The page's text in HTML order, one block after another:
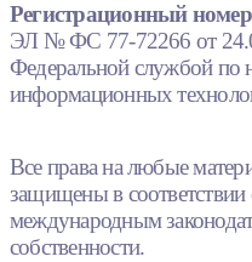
Регистрационный
ЭЛ № ФС 77-72266 от
Федеральной службой по
информационных
Все права на любые
защищены в соответствии
международным
собственности.